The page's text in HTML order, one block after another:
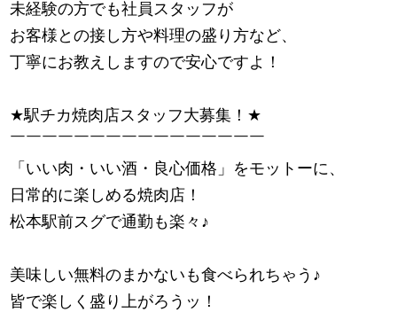
未経験の方でも社員スタッフが
お客様との接し方や料理の盛り方など、
丁寧にお教えしますので安心ですよ！
★駅チカ焼肉店スタッフ大募集！ ★
￣￣￣￣￣￣￣￣￣￣￣￣￣￣￣￣
「いい肉・いい酒・良心価格」をモットーに、
日常的に楽しめる焼肉店！
松本駅前スグで通勤も楽々 ♪
美味しい無料のまかないも食べられちゃう ♪
皆で楽しく盛り上がろうッ！